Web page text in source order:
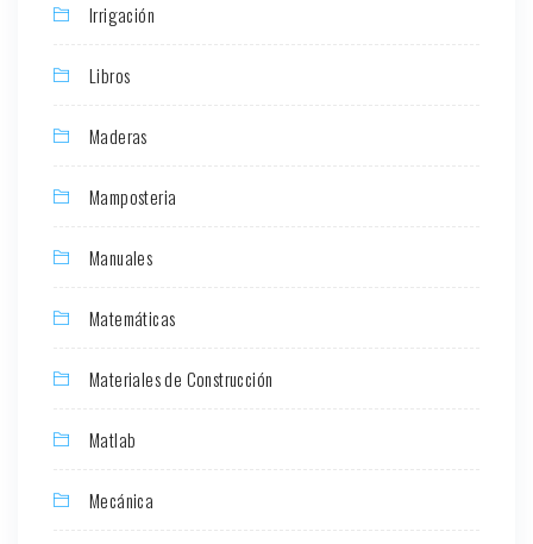
Irrigación
Libros
Maderas
Mamposteria
Manuales
Matemáticas
Materiales de Construcción
Matlab
Mecánica